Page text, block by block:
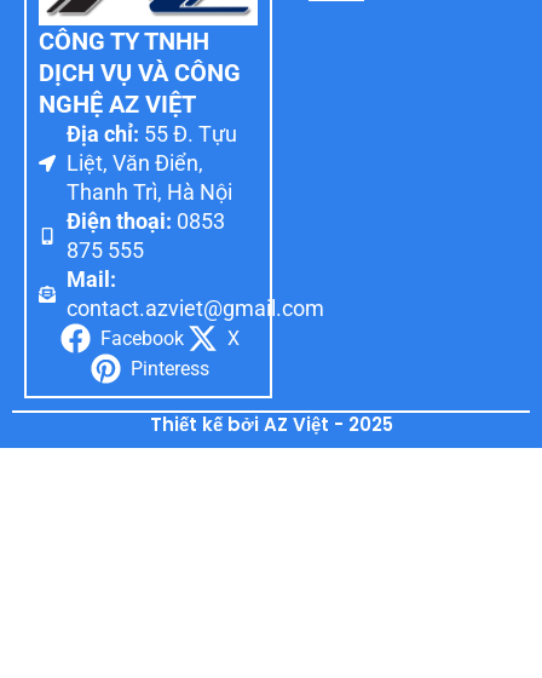
CÔNG TY TNHH
DỊCH VỤ VÀ CÔNG
NGHỆ AZ VIỆT
Địa chỉ: 55 Đ. Tựu
Liệt, Văn Điển,
Thanh Trì, Hà Nội
Điện thoại: 0853
875 555
Mail:
contact.azviet@gmail.com
Facebook
X
Pinteress
Thiết kế bởi AZ Việt - 2025